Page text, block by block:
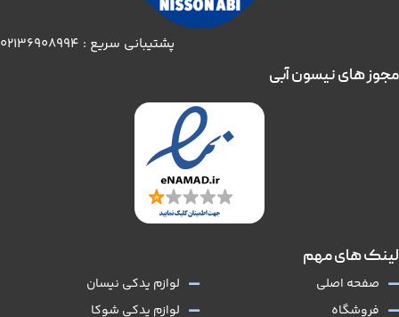
پشتیبانی سریع : 02136908994
لینک های مهم
صفحه اصلی
فروشگاه
لوازم یدکی نیسان
لوازم یدکی شوکا
مجوز های نیسون آبی